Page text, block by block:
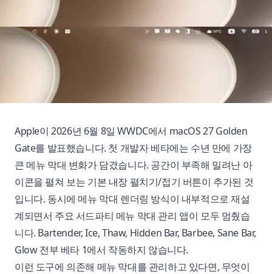
Apple이 2026년 6월 8일 WWDC에서 macOS 27 Golden
Gate를 발표했습니다. 첫 개발자 베타에는 수년 만에 가장
큰 메뉴 막대 변화가 담겼습니다. 공간이 부족해 밀려난 아
이콘을 펼쳐 보는 기본 내장 펼치기/접기 버튼이 추가된 것
입니다. 동시에 메뉴 막대 렌더링 방식이 내부적으로 재설
계되면서 주요 서드파티 메뉴 막대 관리 앱이 모두 멈췄습
니다. Bartender, Ice, Thaw, Hidden Bar, Barbee, Sane Bar,
Glow 전부 베타 1에서 작동하지 않습니다.
이런 도구에 의존해 메뉴 막대를 관리하고 있다면, 무엇이